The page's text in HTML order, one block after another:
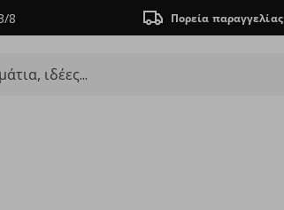
8 Πορεία παραγγελίας